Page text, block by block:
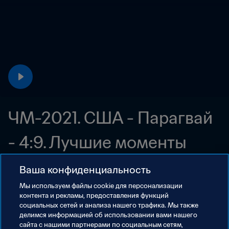
ЧМ-2021. США - Парагвай
- 4:9. Лучшие моменты
23 авг. 2021 г.
Ваша конфиденциальность
Мы используем файлы сookie для персонализации
контента и рекламы, предоставления функций
социальных сетей и анализа нашего трафика. Мы также
делимся информацией об использовании вами нашего
сайта с нашими партнерами по социальным сетям,